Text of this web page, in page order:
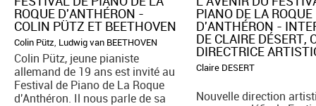
ROQUE D'ANTHÉRON -
COLIN PÜTZ ET BEETHOVEN
Colin Pütz, Ludwig van BEETHOVEN
Colin Pütz, jeune pianiste
allemand de 19 ans est invité au
Festival de Piano de La Roque
d'Anthéron. Il nous parle de sa
PIANO DE LA ROQUE
D'ANTHÉRON -
DE CLAIRE DÉSERT,
DIRECTRICE
Claire DESERT
Nouvelle direction